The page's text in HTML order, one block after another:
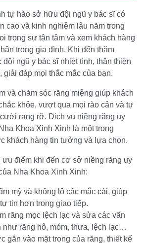
tự hào sở hữu đội ngũ y bác sĩ có
cao và kinh nghiệm lâu năm trong
trọng sự tận tâm và xem khách hàng
trong gia đình. Khi đến thăm
ngũ y bác sĩ nhiệt tình, thân thiện
giải đáp mọi thắc mắc của bạn.
và chăm sóc răng miệng giúp khách
khỏe, vượt qua mọi rào cản và tự
rạng rỡ. Dịch vụ niềng răng uy
Khoa Xinh Xinh là một trong
khách hàng tin tưởng và lựa chọn.
điểm khi đến cơ sở niềng răng uy
Nha Khoa Xinh Xinh:
mỹ và không lộ các mắc cài, giúp
tin hơn trong giao tiếp.
răng mọc lệch lạc và sửa các vấn
như răng hô, móm, thưa, lệch lạc…
gắn vào mặt trong của răng, thiết kế